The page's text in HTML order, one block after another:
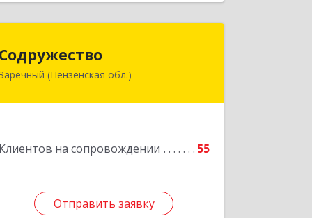
Содружество
(Пензенская обл.)
Клиентов на сопровождении 55
Отправить заявку
442962, Пензенская обл, Заречный г,
Отправить заявку